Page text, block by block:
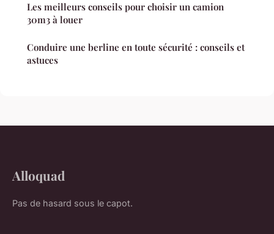
Les meilleurs conseils pour choisir un camion
30m3 à louer
Conduire une berline en toute sécurité : conseils et
astuces
Alloquad
Pas de hasard sous le capot.